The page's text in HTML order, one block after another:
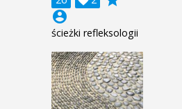
account_circle
ścieżki refleksologii